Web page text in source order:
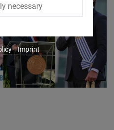
necessary
Imprint